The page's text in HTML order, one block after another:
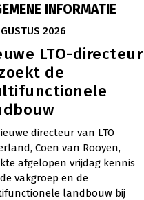
INFORMATIE
2026
LTO-directeur
de
directeur van LTO
Coen van Rooyen,
afgelopen vrijdag kennis
vakgroep en de
landbouw bij